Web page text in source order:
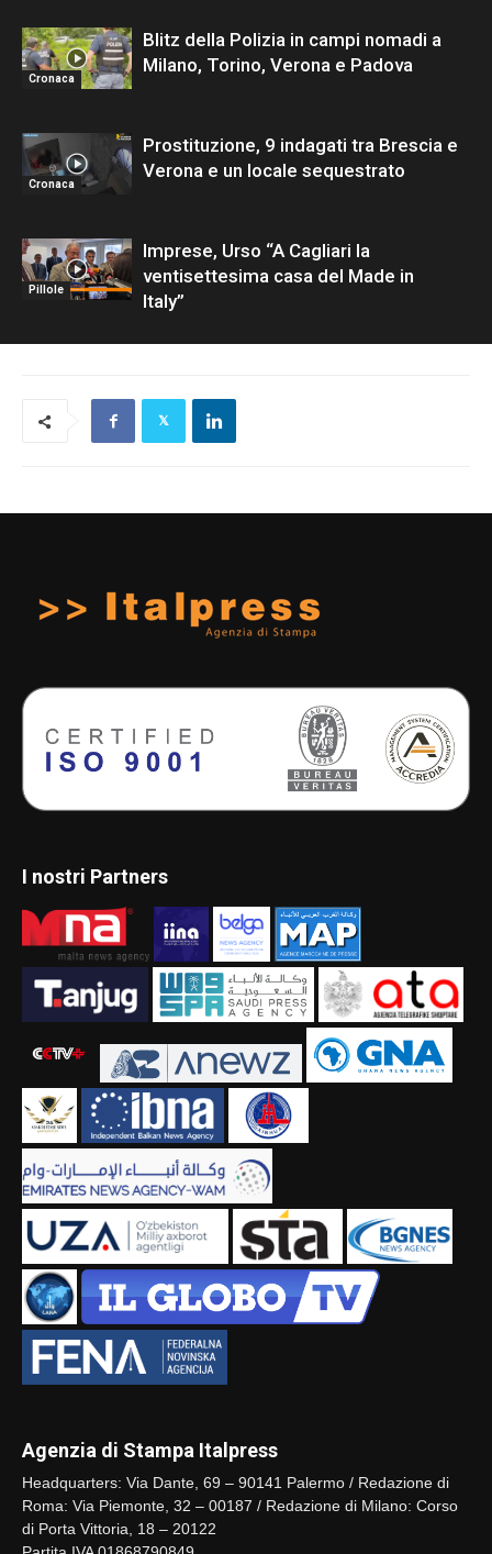
Cronaca
Blitz della Polizia in campi nomadi a
Milano, Torino, Verona e Padova
Cronaca
Prostituzione, 9 indagati tra Brescia e
Verona e un locale sequestrato
Pillole
Imprese, Urso “A Cagliari la
ventisettesima casa del Made in
Italy”
I nostri Partners
Agenzia di Stampa Italpress
Headquarters: Via Dante, 69 – 90141 Palermo / Redazione di
Roma: Via Piemonte, 32 – 00187 / Redazione di Milano: Corso
di Porta Vittoria, 18 – 20122